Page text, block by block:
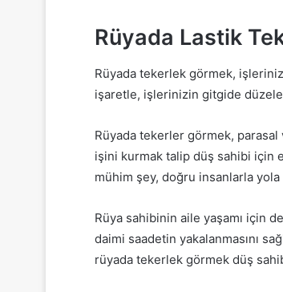
Rüyada Lastik
Rüyada tekerlek görmek,
işaretle, işlerinizin gitgide
Rüyada tekerler görmek, parasal
işini kurmak talip düş sahibi için
mühim şey, doğru insanlarla yola
Rüya sahibinin aile yaşamı için
daimi saadetin yakalanmasını
rüyada tekerlek görmek düş